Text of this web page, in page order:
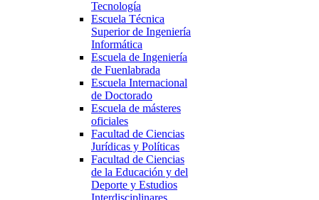
Tecnología
Escuela Técnica
Superior de Ingeniería
Informática
Escuela de Ingeniería
de Fuenlabrada
Escuela Internacional
de Doctorado
Escuela de másteres
oficiales
Facultad de Ciencias
Jurídicas y Políticas
Facultad de Ciencias
de la Educación y del
Deporte y Estudios
Interdisciplinares